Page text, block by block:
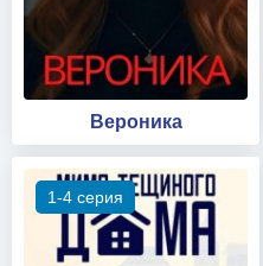
Вероника
1-4 серия